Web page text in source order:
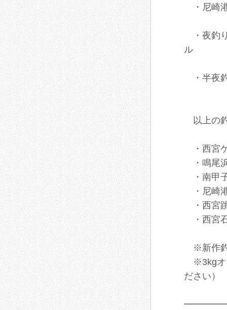
・尼崎
・夜釣
ル
・半夜
以上の
・西宮
・鳴尾
・南甲
・尼崎
・西宮
・西宮
※新作釣
※3kgオ
ださい）